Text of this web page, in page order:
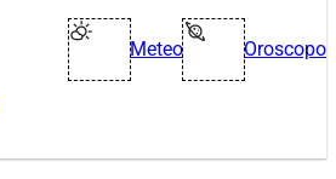
Meteo Oroscopo